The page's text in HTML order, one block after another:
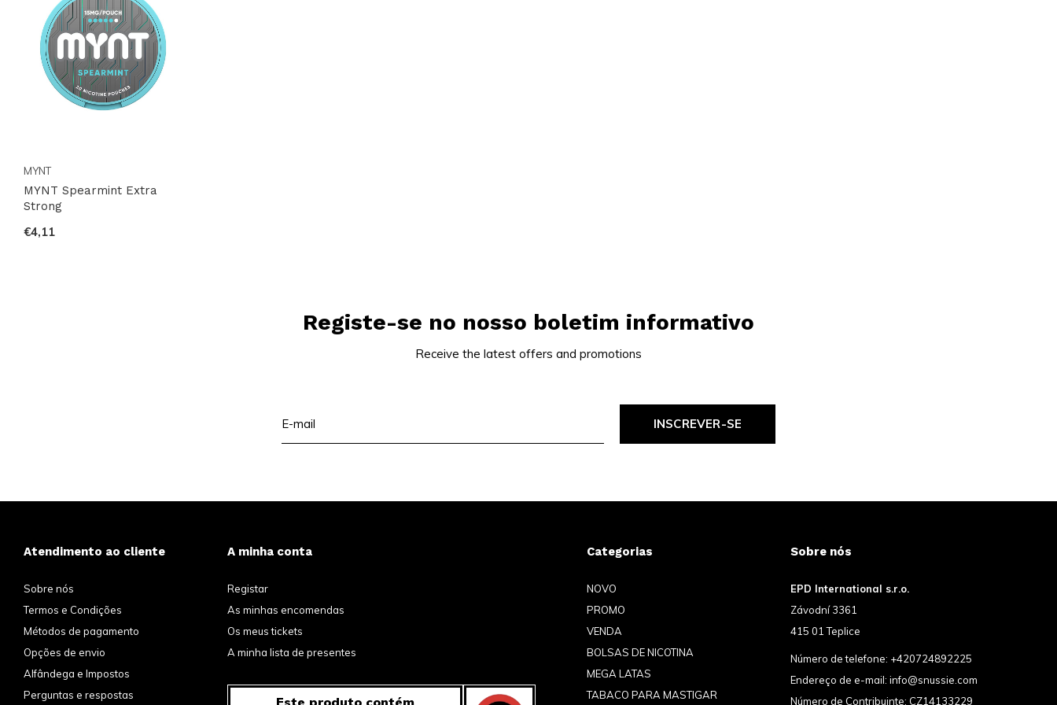
MYNT
MYNT Spearmint Extra
Strong
€4,11
Registe-se no nosso boletim informativo
Receive the latest offers and promotions
INSCREVER-SE
Atendimento ao cliente
Sobre nós
Termos e Condições
Métodos de pagamento
Opções de envio
Alfândega e Impostos
Perguntas e respostas
A minha conta
Registar
As minhas encomendas
Os meus tickets
A minha lista de presentes
Categorias
NOVO
PROMO
VENDA
BOLSAS DE NICOTINA
MEGA LATAS
TABACO PARA MASTIGAR
Sobre nós
EPD International s.r.o.
Závodní 3361
415 01 Teplice
Número de telefone: +420724892225
Endereço de e-mail: info@snussie.com
Número de Contribuinte: CZ14133229